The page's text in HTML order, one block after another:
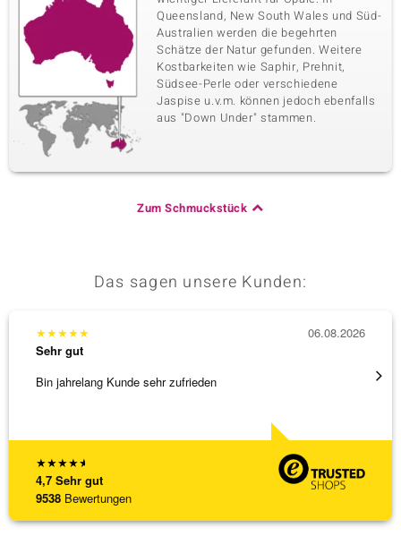
Queensland, New South Wales und Süd-
Australien werden die begehrten
Schätze der Natur gefunden. Weitere
Kostbarkeiten wie Saphir, Prehnit,
Südsee-Perle oder verschiedene
Jaspise u.v.m. können jedoch ebenfalls
aus "Down Under" stammen.
Zum Schmuckstück
Das sagen unsere Kunden:
★★★★★
4,7 Sehr gut
9538 Bewertungen
★★★★★
Sehr gut
Bin jahrelang Kunde sehr zufrieden
06.08.2026